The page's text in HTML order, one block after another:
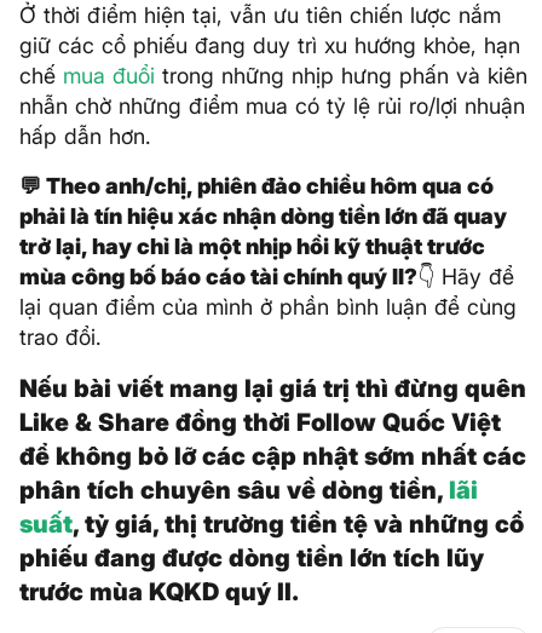
Ở thời điểm hiện tại, vẫn ưu tiên chiến lược nắm
giữ các cổ phiếu đang duy trì xu hướng khỏe, hạn
chế mua đuổi trong những nhịp hưng phấn và kiên
nhẫn chờ những điểm mua có tỷ lệ rủi ro/lợi nhuận
hấp dẫn hơn.
💬 Theo anh/chị, phiên đảo chiều hôm qua có
phải là tín hiệu xác nhận dòng tiền lớn đã quay
trở lại, hay chỉ là một nhịp hồi kỹ thuật trước
mùa công bố báo cáo tài chính quý II?👇 Hãy để
lại quan điểm của mình ở phần bình luận để cùng
trao đổi.
Nếu bài viết mang lại giá trị thì đừng quên
Like & Share đồng thời Follow Quốc Việt
để không bỏ lỡ các cập nhật sớm nhất các
phân tích chuyên sâu về dòng tiền, lãi
suất, tỷ giá, thị trường tiền tệ và những cổ
phiếu đang được dòng tiền lớn tích lũy
trước mùa KQKD quý II.